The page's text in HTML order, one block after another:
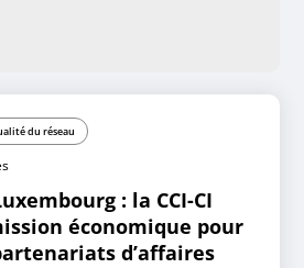
du réseau
: la CCI-CI
économique pour
d’affaires